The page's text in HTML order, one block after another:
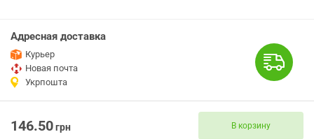
Адресная доставка
Курьер
Новая почта
Укрпошта
146.50грн В корзину